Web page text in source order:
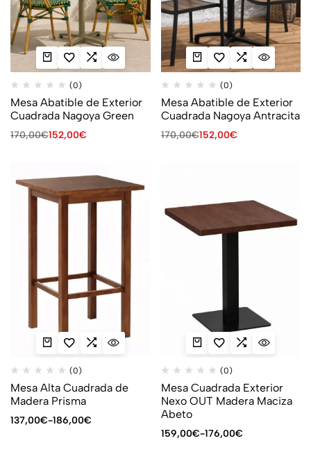
(0)
Mesa Abatible de Exterior
Cuadrada Nagoya Green
170,00€152,00€
(0)
Mesa Abatible de Exterior
Cuadrada Nagoya Antracita
170,00€152,00€
(0)
Mesa Alta Cuadrada de
Madera Prisma
137,00€-186,00€
(0)
Mesa Cuadrada Exterior
Nexo OUT Madera Maciza
Abeto
159,00€-176,00€